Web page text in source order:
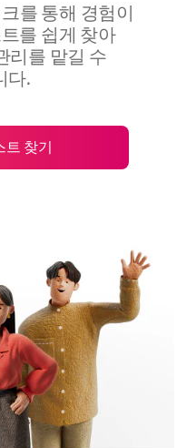
를 통해 경험이
를 쉽⁠게 찾⁠아
리⁠를 맡⁠길 수
다⁠.
트 찾기